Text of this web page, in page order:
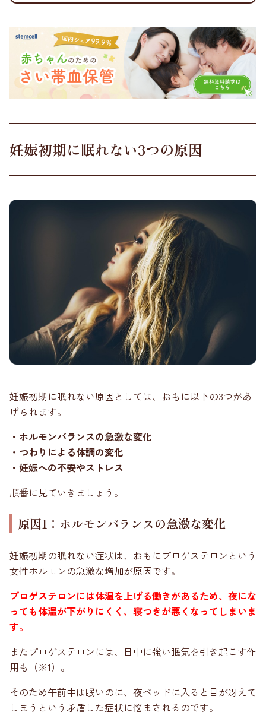
妊娠初期に眠れない3つの原因
妊娠初期に眠れない原因としては、おもに以下の3つがあ
げられます。
・ホルモンバランスの急激な変化
・つわりによる体調の変化
・妊娠への不安やストレス
順番に見ていきましょう。
原因1：ホルモンバランスの急激な変化
妊娠初期の眠れない症状は、おもにプロゲステロンという
女性ホルモンの急激な増加が原因です。
プロゲステロンには体温を上げる働きがあるため、夜にな
っても体温が下がりにくく、寝つきが悪くなってしまいま
す。
またプロゲステロンには、日中に強い眠気を引き起こす作
用も（※1）。
そのため午前中は眠いのに、夜ベッドに入ると目が冴えて
しまうという矛盾した症状に悩まされるのです。